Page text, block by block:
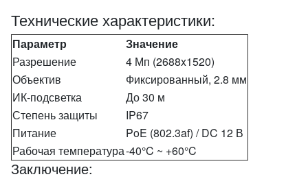
Технические характеристики:
Параметр
Значение
Разрешение
4 Мп (2688x1520)
Объектив
Фиксированный, 2.8 мм
ИК-подсветка
До 30 м
Степень защиты
IP67
Питание
PoE (802.3af) / DC 12 В
Рабочая температура-40°C ~ +60°C
Заключение: